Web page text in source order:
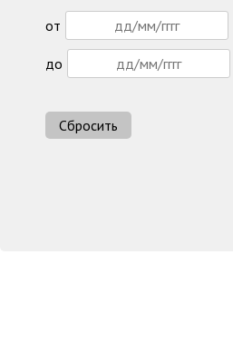
от
до
Сбросить